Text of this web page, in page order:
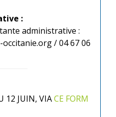
:
administrative :
/ 04 67 06
12 JUIN, VIACE FORM